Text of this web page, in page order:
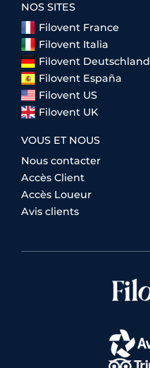
NOS SITES
Filovent France
Filovent Italia
Filovent Deutschland
Filovent España
Filovent US
Filovent UK
VOUS ET NOUS
Nous contacter
Accès Client
Accès Loueur
Avis clients